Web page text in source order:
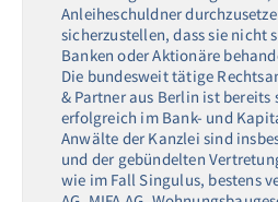
Anleiheschuldner
sicherzustellen, dass sie nicht
Banken oder Aktionäre
Die bundesweit tätige
& Partner aus Berlin ist bereits
erfolgreich im Bank- und
Anwälte der Kanzlei sind
und der gebündelten
wie im Fall Singulus, bestens